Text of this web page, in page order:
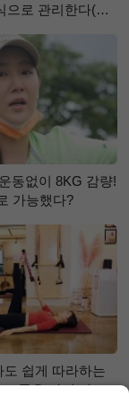
으로 관리한다(생
동없이 8KG 감량!
가능했다?
도 쉽게 따라하는
– 곧은 다리 라인